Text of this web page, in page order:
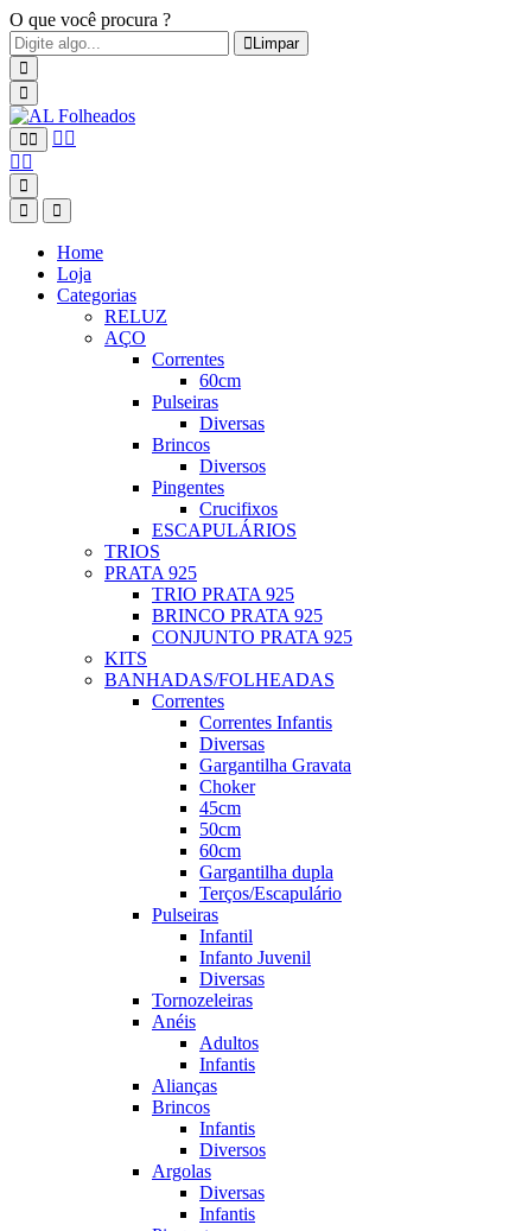
O que você procura ?
Limpar
Home
Loja
Categorias
RELUZ
AÇO
Correntes
60cm
Pulseiras
Diversas
Brincos
Diversos
Pingentes
Crucifixos
ESCAPULÁRIOS
TRIOS
PRATA 925
TRIO PRATA 925
BRINCO PRATA 925
CONJUNTO PRATA 925
KITS
BANHADAS/FOLHEADAS
Correntes
Correntes Infantis
Diversas
Gargantilha Gravata
Choker
45cm
50cm
60cm
Gargantilha dupla
Terços/Escapulário
Pulseiras
Infantil
Infanto Juvenil
Diversas
Tornozeleiras
Anéis
Adultos
Infantis
Alianças
Brincos
Infantis
Diversos
Argolas
Diversas
Infantis